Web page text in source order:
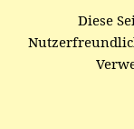
gaenze.de
Diese